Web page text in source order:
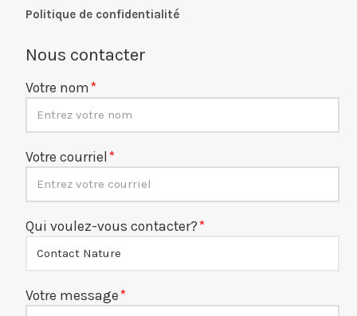
Politique de confidentialité
Nous contacter
Votre nom
Votre courriel
Qui voulez-vous contacter?
Votre message